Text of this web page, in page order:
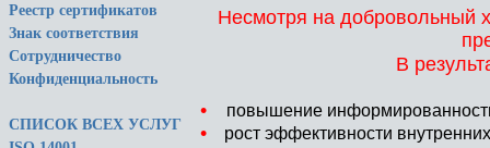
Реестр сертификатов
Знак соответствия
Сотрудничество
Конфиденциальность
СПИСОК ВСЕХ УСЛУГ
Несмотря на добровольный
В
• повышение
• рост эффективности